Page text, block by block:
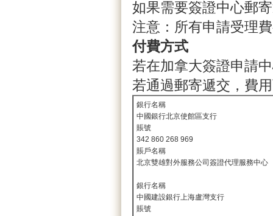
如果需要簽證中心郵
注意：所有申請受理
付費方式
若在加拿大簽證申請
若通過郵寄遞交，費
銀行名稱
中國銀行北京使館區支行
賬號
342 860 268 969
賬戶名稱
北京雙雄對外服務公司簽證代理服務中心
銀行名稱
中國建設銀行上海盧灣支行
賬號